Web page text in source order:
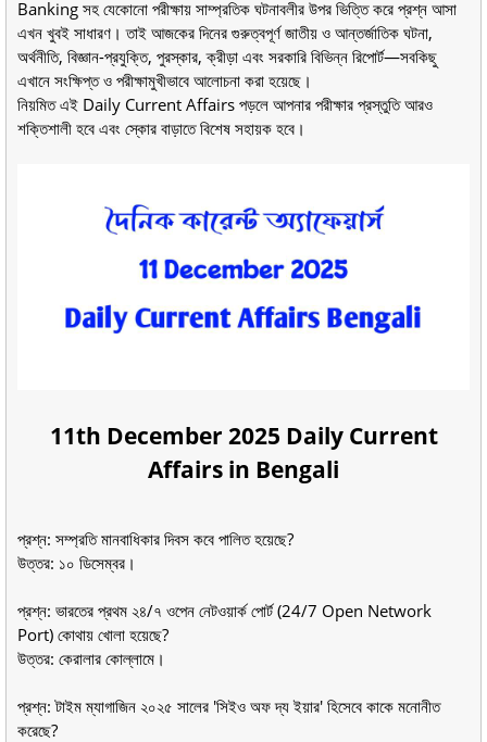
Banking সহ যেকোনো পরীক্ষায় সাম্প্রতিক ঘটনাবলীর উপর ভিত্তি করে প্রশ্ন আসা
এখন খুবই সাধারণ। তাই আজকের দিনের গুরুত্বপূর্ণ জাতীয় ও আন্তর্জাতিক ঘটনা,
অর্থনীতি, বিজ্ঞান-প্রযুক্তি, পুরস্কার, ক্রীড়া এবং সরকারি বিভিন্ন রিপোর্ট—সবকিছু
এখানে সংক্ষিপ্ত ও পরীক্ষামুখীভাবে আলোচনা করা হয়েছে।
নিয়মিত এই Daily Current Affairs পড়লে আপনার পরীক্ষার প্রস্তুতি আরও
শক্তিশালী হবে এবং স্কোর বাড়াতে বিশেষ সহায়ক হবে।
11th December 2025 Daily Current
Affairs in Bengali
প্রশ্ন: সম্প্রতি মানবাধিকার দিবস কবে পালিত হয়েছে?
উত্তর: ১০ ডিসেম্বর।
প্রশ্ন: ভারতের প্রথম ২৪/৭ ওপেন নেটওয়ার্ক পোর্ট (24/7 Open Network
Port) কোথায় খোলা হয়েছে?
উত্তর: কেরালার কোল্লামে।
প্রশ্ন: টাইম ম্যাগাজিন ২০২৫ সালের 'সিইও অফ দ্য ইয়ার' হিসেবে কাকে মনোনীত
করেছে?